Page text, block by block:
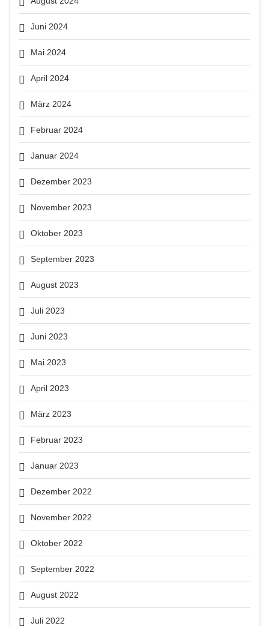
Juni 2024
Mai 2024
April 2024
März 2024
Februar 2024
Januar 2024
Dezember 2023
November 2023
Oktober 2023
September 2023
August 2023
Juli 2023
Juni 2023
Mai 2023
April 2023
März 2023
Februar 2023
Januar 2023
Dezember 2022
November 2022
Oktober 2022
September 2022
August 2022
Juli 2022